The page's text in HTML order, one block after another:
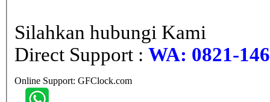
Silahkan hubungi Kami
Direct Support : WA: 0821-
Online Support: GFClock.com